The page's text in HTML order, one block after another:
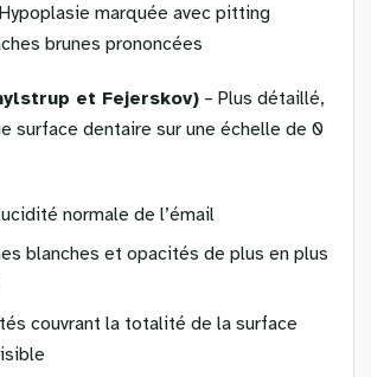
marquée avec pitting
brunes prononcées
et Fejerskov) – Plus détaillé,
surface dentaire sur une échelle de 0
normale de l’émail
blanches et opacités de plus en plus
couvrant la totalité de la surface